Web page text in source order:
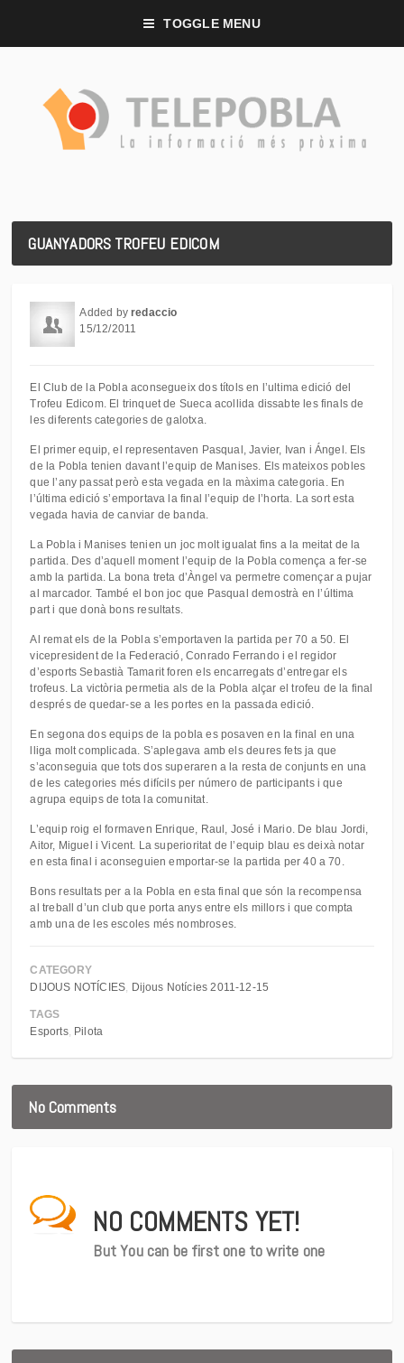
TOGGLE MENU
GUANYADORS TROFEU EDICOM
Added byredaccio
15/12/2011
El Club de la Pobla aconsegueix dos títols en l’ultima edició del
Trofeu Edicom. El trinquet de Sueca acollida dissabte les finals de
les diferents categories de galotxa.
El primer equip, el representaven Pasqual, Javier, Ivan i Ángel. Els
de la Pobla tenien davant l’equip de Manises. Els mateixos pobles
que l’any passat però esta vegada en la màxima categoria. En
l’última edició s’emportava la final l’equip de l’horta. La sort esta
vegada havia de canviar de banda.
La Pobla i Manises tenien un joc molt igualat fins a la meitat de la
partida. Des d’aquell moment l’equip de la Pobla comença a fer-se
amb la partida. La bona treta d’Àngel va permetre començar a pujar
al marcador. També el bon joc que Pasqual demostrà en l’última
part i que donà bons resultats.
Al remat els de la Pobla s’emportaven la partida per 70 a 50. El
vicepresident de la Federació, Conrado Ferrando i el regidor
d’esports Sebastià Tamarit foren els encarregats d’entregar els
trofeus. La victòria permetia als de la Pobla alçar el trofeu de la final
després de quedar-se a les portes en la passada edició.
En segona dos equips de la pobla es posaven en la final en una
lliga molt complicada. S’aplegava amb els deures fets ja que
s’aconseguia que tots dos superaren a la resta de conjunts en una
de les categories més difícils per número de participants i que
agrupa equips de tota la comunitat.
L’equip roig el formaven Enrique, Raul, José i Mario. De blau Jordi,
Aitor, Miguel i Vicent. La superioritat de l’equip blau es deixà notar
en esta final i aconseguien emportar-se la partida per 40 a 70.
Bons resultats per a la Pobla en esta final que són la recompensa
al treball d’un club que porta anys entre els millors i que compta
amb una de les escoles més nombroses.
CATEGORY
DIJOUS NOTÍCIES
Dijous Notícies 2011-12-15
TAGS
Esports Pilota
No Comments
NO COMMENTS YET!
But You can be first one to write one